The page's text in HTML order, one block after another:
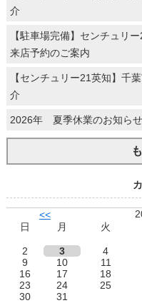
介
【駐車場完備】センチ
来店予約のご案内
【センチュリー21英知】
介
2026年 夏季休業のお知ら
<<
日
月 火
2
3 4
9
10 11
16
17 18
23
24 25
30
31